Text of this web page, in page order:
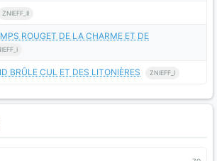
ZNIEFF_II
ROUGET DE LA CHARME ET DE
BRÛLE CUL ET DES LITONIÈRES ZNIEFF_I